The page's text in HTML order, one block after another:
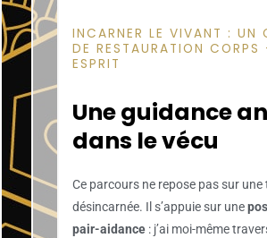
INCARNER LE VIVANT : UN
DE RESTAURATION
ESPRIT
Une guidance
dans le vécu
Ce parcours ne repose pas sur une
désincarnée. Il s’appuie sur une
pair-aidance : j’ai moi-même